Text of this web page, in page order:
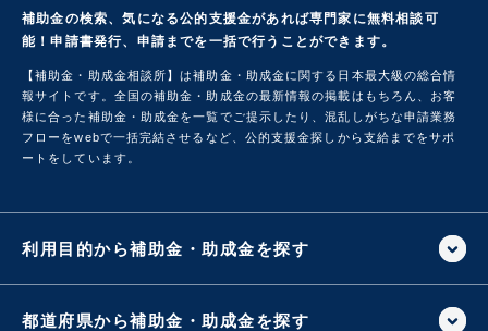
補助金の検索、気になる公的支援金があれば専門家に無料相談可
能！申請書発行、申請までを一括で行うことができます。
【補助金・助成金相談所】は補助金・助成金に関する日本最大級の総合情
報サイトです。 全国の補助金・助成金の最新情報の掲載はもちろん、お客
様に合った補助金・助成金を一覧でご提示したり、混乱しがちな申請業務
フローをwebで一括完結させるなど、公的支援金探しから支給までをサポ
ートをしています。
利用目的から補助金・助成金を探す
都道府県から補助金・助成金を探す